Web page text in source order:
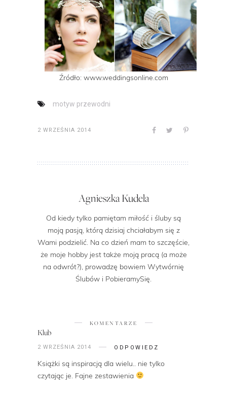
Źródło: www.weddingsonline.com
motyw przewodni
2 WRZEŚNIA 2014
Agnieszka Kudela
Od kiedy tylko pamiętam miłość i śluby są
moją pasją, którą dzisiaj chciałabym się z
Wami podzielić. Na co dzień mam to szczęście,
że moje hobby jest także moją pracą (a może
na odwrót?), prowadzę bowiem Wytwórnię
Ślubów i PobieramySię.
KOMENTARZE
Klub
2 WRZEŚNIA 2014 ODPOWIEDZ
Książki są inspiracją dla wielu.. nie tylko
czytając je. Fajne zestawienia